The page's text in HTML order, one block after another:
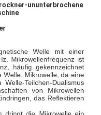
ununterbrochene
Welle mit einer
Mikrowellenfrequenz ist
häufig gekennzeichnet
Welle. Mikrowelle, da eine
Teilchen-Dualismus
von Mikrowellen
das Reflektieren